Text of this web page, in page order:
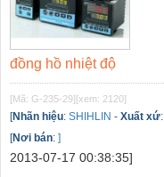
đồng hồ nhiệt độ
[Mã: G-235-29][xem: 2120]
[Nhãn hiệu: SHIHLIN - Xuất xứ:
[Nơi bán: ]
2013-07-17 00:38:35]